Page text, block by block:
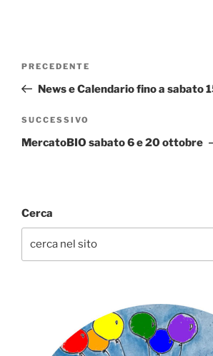
Navigazione
Articolo
precedente:
PRECEDENTE
News e Calendario fino a sabato
Articolo
successivo
SUCCESSIVO
MercatoBIO sabato 6 e 20 ottobre
Cerca